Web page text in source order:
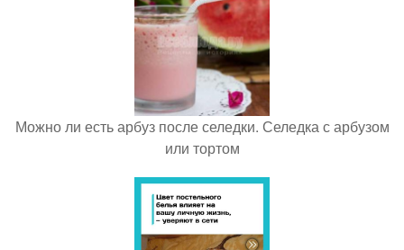
Можно ли есть арбуз после селедки. Селедка с арбузом
или тортом